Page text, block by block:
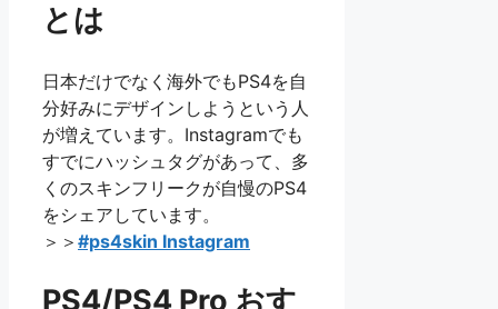
とは
日本だけでなく海外でもPS4を自
分好みにデザインしようという人
が増えています。Instagramでも
すでにハッシュタグがあって、多
くのスキンフリークが自慢のPS4
をシェアしています。
＞＞ #ps4skin Instagram
PS4/PS4 Pro おす